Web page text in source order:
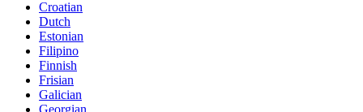
Croatian
Dutch
Estonian
Filipino
Finnish
Frisian
Galician
Georgian